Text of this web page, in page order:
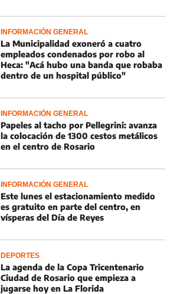
INFORMACIÓN GENERAL
La Municipalidad exoneró a cuatro
empleados condenados por robo al
Heca: "Acá hubo una banda que robaba
dentro de un hospital público"
INFORMACIÓN GENERAL
Papeles al tacho por Pellegrini: avanza
la colocación de 1300 cestos metálicos
en el centro de Rosario
INFORMACIÓN GENERAL
Este lunes el estacionamiento medido
es gratuito en parte del centro, en
vísperas del Día de Reyes
DEPORTES
La agenda de la Copa Tricentenario
Ciudad de Rosario que empieza a
jugarse hoy en La Florida